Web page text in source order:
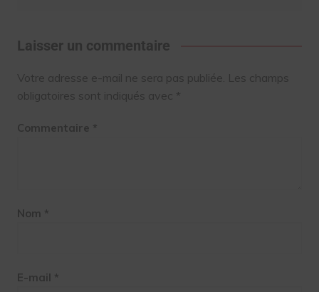
Laisser un commentaire
Votre adresse e-mail ne sera pas publiée. Les champs
obligatoires sont indiqués avec *
Commentaire *
Nom *
E-mail *